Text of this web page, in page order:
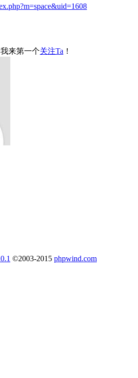
来第一个关注Ta ！
©2003-2015 phpwind.com